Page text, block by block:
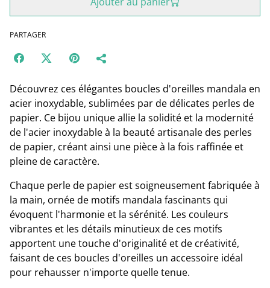
PARTAGER
Découvrez ces élégantes boucles d'oreilles mandala en
acier inoxydable, sublimées par de délicates perles de
papier. Ce bijou unique allie la solidité et la modernité
de l'acier inoxydable à la beauté artisanale des perles
de papier, créant ainsi une pièce à la fois raffinée et
pleine de caractère.
Chaque perle de papier est soigneusement fabriquée à
la main, ornée de motifs mandala fascinants qui
évoquent l'harmonie et la sérénité. Les couleurs
vibrantes et les détails minutieux de ces motifs
apportent une touche d'originalité et de créativité,
faisant de ces boucles d'oreilles un accessoire idéal
pour rehausser n'importe quelle tenue.